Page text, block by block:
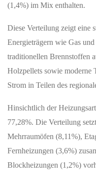
(1,4%) im Mix enthalten.
Diese Verteilung zeigt eine
Energieträgern wie Gas
traditionellen Brennstoffen
Holzpellets sowie moderne
Strom in Teilen des
Hinsichtlich der
77,28%. Die Verteilung
Mehrraumöfen (8,11%),
Fernheizungen (3,6%)
Blockheizungen (1,2%)